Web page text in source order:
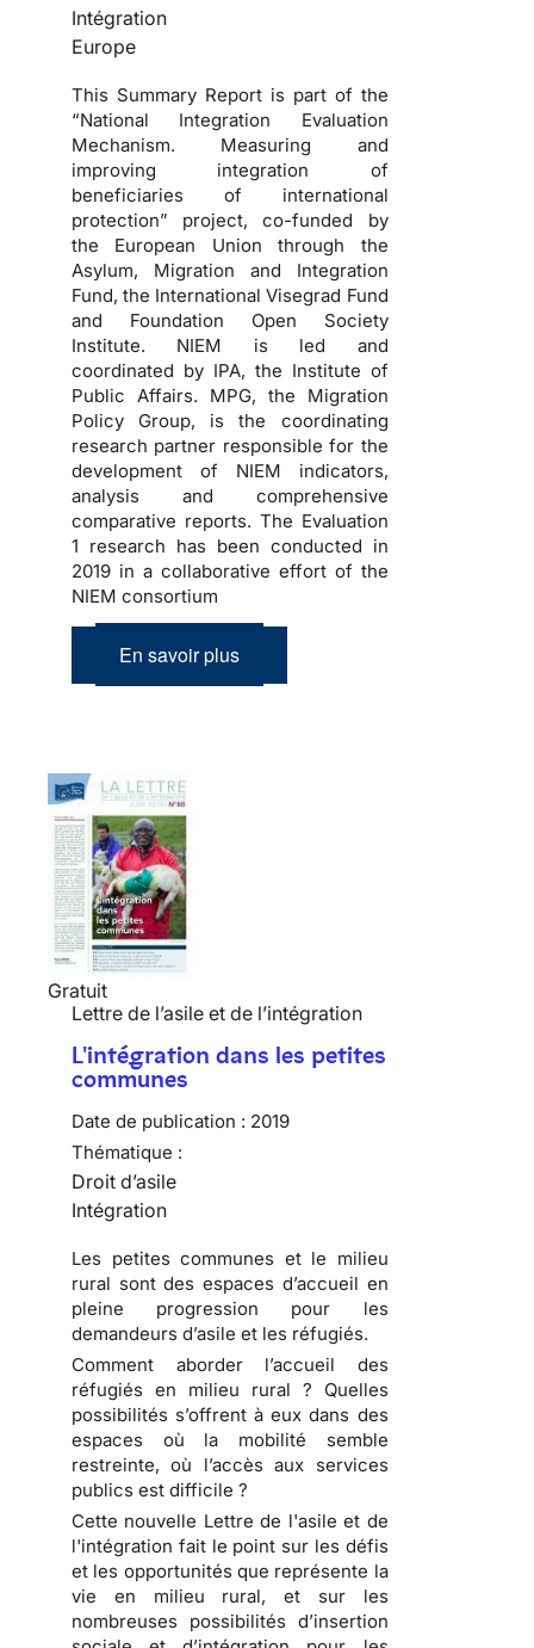
Intégration
Europe
This Summary Report is part of the
“National Integration Evaluation
Mechanism. Measuring and
improving integration of
beneficiaries of international
protection” project, co-funded by
the European Union through the
Asylum, Migration and Integration
Fund, the International Visegrad Fund
and Foundation Open Society
Institute. NIEM is led and
coordinated by IPA, the Institute of
Public Affairs. MPG, the Migration
Policy Group, is the coordinating
research partner responsible for the
development of NIEM indicators,
analysis and comprehensive
comparative reports. The Evaluation
1 research has been conducted in
2019 in a collaborative effort of the
NIEM consortium
En savoir plus
Gratuit
Lettre de l’asile et de l’intégration
L'intégration dans les petites
communes
Date de publication : 2019
Thématique :
Droit d’asile
Intégration
Les petites communes et le milieu
rural sont des espaces d’accueil en
pleine progression pour les
demandeurs d’asile et les réfugiés.
Comment aborder l’accueil des
réfugiés en milieu rural ? Quelles
possibilités s’offrent à eux dans des
espaces où la mobilité semble
restreinte, où l’accès aux services
publics est difficile ?
Cette nouvelle Lettre de l'asile et de
l'intégration fait le point sur les défis
et les opportunités que représente la
vie en milieu rural, et sur les
nombreuses possibilités d’insertion